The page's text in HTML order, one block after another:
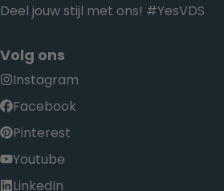
Deel jouw stijl met ons! #YesVDS
Volg ons
Instagram
Facebook
Pinterest
Youtube
LinkedIn